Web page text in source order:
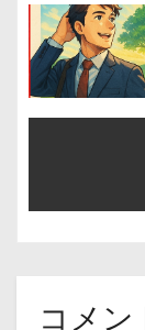
ン
コメン